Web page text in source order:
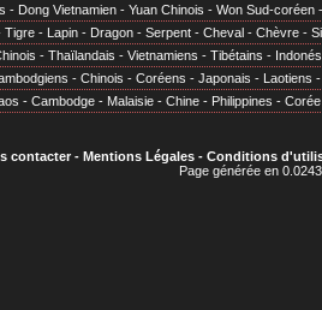
- Dong Vietnamien - Yuan Chinois - Won Sud-coréen
Tigre - Lapin - Dragon - Serpent - Cheval - Chèvre -
- Thaïlandais - Vietnamiens - Tibétains -
- Chinois - Coréens - Japonais - Laotiens
- Cambodge - Malaisie - Chine - Philippines - Corée
contacter- Mentions Légales- Conditions
Page générée en